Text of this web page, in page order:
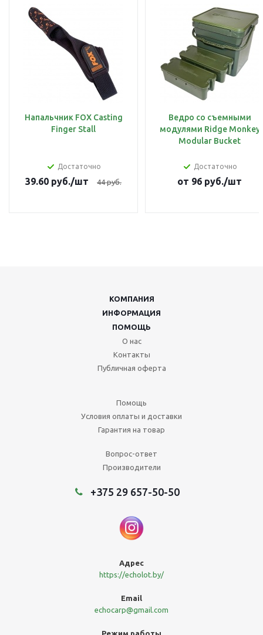
Напальчник FOX Casting
Finger Stall
Достаточно
39.60 руб./шт 44руб.
Ведро со съемными
модулями Ridge Monkey
Modular Bucket
Достаточно
от 96 руб./шт
КОМПАНИЯ
ИНФОРМАЦИЯ
ПОМОЩЬ
О нас
Контакты
Публичная оферта
Помощь
Условия оплаты и доставки
Гарантия на товар
Вопрос-ответ
Производители
+375 29 657-50-50
Адреc
https://echolot.by/
Email
echocarp@gmail.com
Режим работы